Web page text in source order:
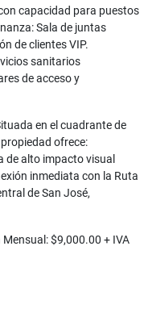
capacidad para puestos
Sala de juntas
de clientes VIP.
sanitarios
de acceso y
en el cuadrante de
ofrece:
de alto impacto visual
inmediata con la Ruta
de San José,
$9,000.00 + IVA